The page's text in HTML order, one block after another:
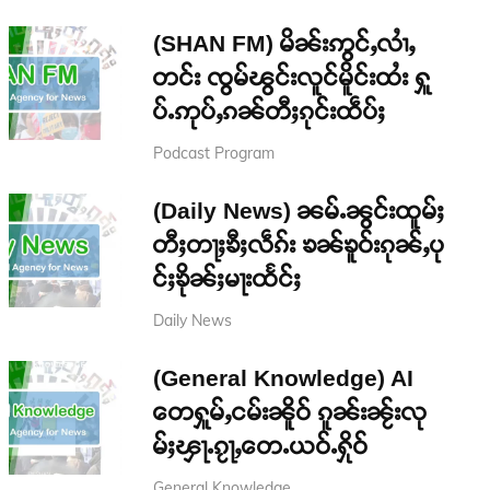
(SHAN FM) မိၼ်းဢွင်ႇလၢႆႇ
တင်း ၸွမ်ၽွင်းလူင်မိူင်းထႆး ႁူ
ပ်ႉဢုပ်ႇၵၼ်တီႈၵုင်းထဵပ်ႈ
Podcast Program
(Daily News) ၼမ်ႉၼွင်းထူမ်ႈ
တီႈတႃႈၶီႈလဵၵ်း ၶၼ်ၶူဝ်းၵုၼ်ႇပု
င်ႈၶိုၼ်ႈမႃးထႅင်ႈ
Daily News
(General Knowledge) AI
တေႁူမ်ႇငမ်းၼိူဝ် ၵူၼ်းၼႂ်းလု
မ်ႈၾႃႉၵႂႃႇတေႉယဝ်ႉႁိုဝ်